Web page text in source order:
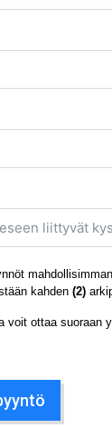
kahden (2)
voit ottaa suoraan